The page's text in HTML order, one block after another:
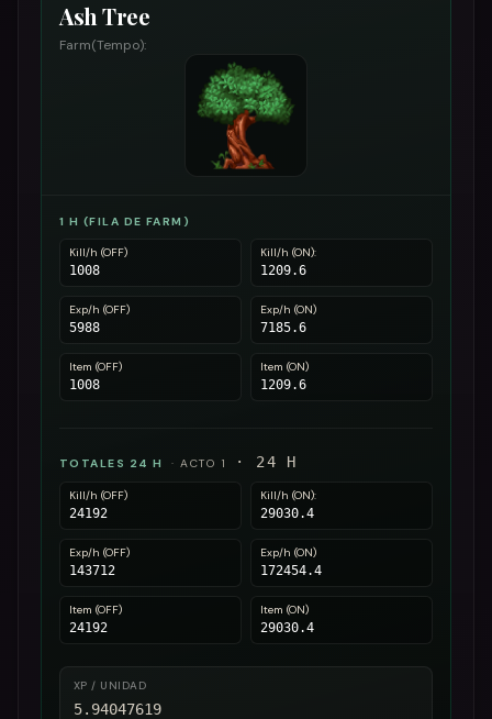
Ash Tree
Farm(Tempo):
1 H (FILA DE FARM)
Kill/h (OFF)
1008
Kill/h (ON):
1209.6
Exp/h (OFF)
5988
Exp/h (ON)
7185.6
Item (OFF)
1008
Item (ON)
1209.6
TOTALES 24 H ·ACTO 1 · 24 H
Kill/h (OFF)
24192
Kill/h (ON):
29030.4
Exp/h (OFF)
143712
Exp/h (ON)
172454.4
Item (OFF)
24192
Item (ON)
29030.4
XP / UNIDAD
5.94047619